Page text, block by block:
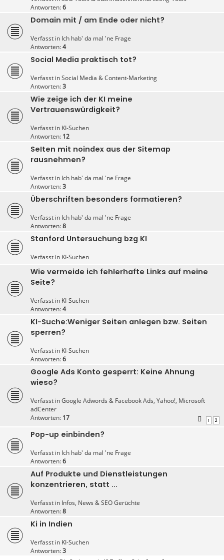
Antworten:6
Domain mit / am Ende oder nicht?
Verfasst in Ich hab' da mal 'ne Frage
Antworten:4
Social Media praktisch tot?
Verfasst inSocial Media & Content-Marketing
Antworten:3
Wie zeige ich der KI meine
Vertrauenswürdigkeit?
Verfasst in KI-Suchen
Antworten: 12
SeIten mit noindex aus der Sitemap
rausnehmen?
Verfasst in Ich hab' da mal 'ne Frage
Antworten:3
Überschriften besonders formatieren?
Verfasst in Ich hab' da mal 'ne Frage
Antworten:8
Stanford Untersuchung bzg KI
Verfasst in KI-Suchen
Wie vermeide ich fehlerhafte Links auf meine
Seite?
Verfasst in KI-Suchen
Antworten:4
KI-Suche:Weniger Seiten anlegen bzw. Seiten
sperren?
Verfasst in KI-Suchen
Antworten:6
Google Ads Konto gesperrt: Keine Ahnung
wieso?
Verfasst inGoogle Adwords & Facebook Ads, Yahoo!, Microsoft
adCenter
Antworten: 17 1 2
Pop-up einbinden?
Verfasst in Ich hab' da mal 'ne Frage
Antworten:6
Auf Produkte und Dienstleistungen
konzentrieren, statt ...
Verfasst in Infos, News & SEO Gerüchte
Antworten:8
Ki in Indien
Verfasst in KI-Suchen
Antworten:3